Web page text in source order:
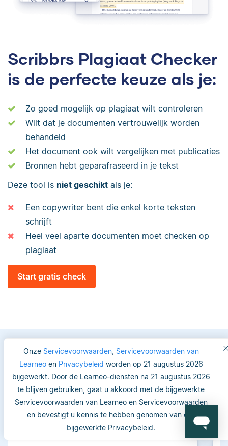
Onze Servicevoorwaarden, Servicevoorwaarden van
Learneoen Privacybeleid worden op 21 augustus 2026
bijgewerkt. Door de Learneo-diensten na 21 augustus 2026
te blijven gebruiken, gaat u akkoord met de bijgewerkte
Servicevoorwaarden van Learneo en Servicevoorwaarden
en bevestigt u kennis te hebben genomen van ons
bijgewerkte Privacybeleid.
Scribbrs Plagiaat Checker
is de perfecte keuze als je:
Zo goed mogelijk op plagiaat wilt controleren
Wilt dat je documenten vertrouwelijk worden
behandeld
Het document ook wilt vergelijken met publicaties
Bronnen hebt geparafraseerd in je tekst
Deze tool is niet geschikt als je:
Een copywriter bent die enkel korte teksten
schrijft
Heel veel aparte documenten moet checken op
plagiaat
Start gratis check
Vertrouwde keuze voor
studenten en academici